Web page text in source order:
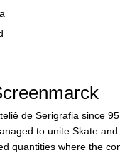
de Serigrafia since
to unite Skate
quantities where the